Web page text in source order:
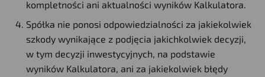
kompletności ani aktualności wyników Kalkulatora.
Spółka nie ponosi odpowiedzialności za jakiekolwiek
szkody wynikające z podjęcia jakichkolwiek decyzji,
w tym decyzji inwestycyjnych, na podstawie
wyników Kalkulatora, ani za jakiekolwiek błędy